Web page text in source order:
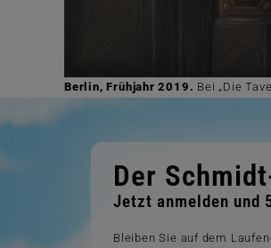
Berlin, Frühjahr 2019. Bei „Die
Der
Jetzt anmelden und
Bleiben Sie auf dem